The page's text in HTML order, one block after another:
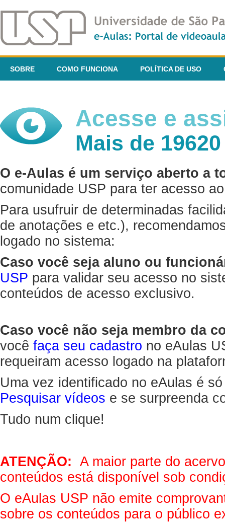
SOBRE COMO FUNCIONA POLÍTICA DE USO
Acesse e
Mais de
O e-Aulas é um serviço aberto a
comunidade USP para ter acesso
Para usufruir de determinadas
de anotações e etc.),
logado no sistema:
Caso você seja aluno ou
USP para validar seu acesso no
conteúdos de acesso exclusivo.
Caso você não seja membro da
você faça seu cadastro no eAulas
requeiram acesso logado na
Uma vez identificado no eAulas é
Pesquisar vídeos e se surpreenda
Tudo num clique!
ATENÇÃO: A maior parte do
conteúdos está disponível sob
O eAulas USP não emite
sobre os conteúdos para o público